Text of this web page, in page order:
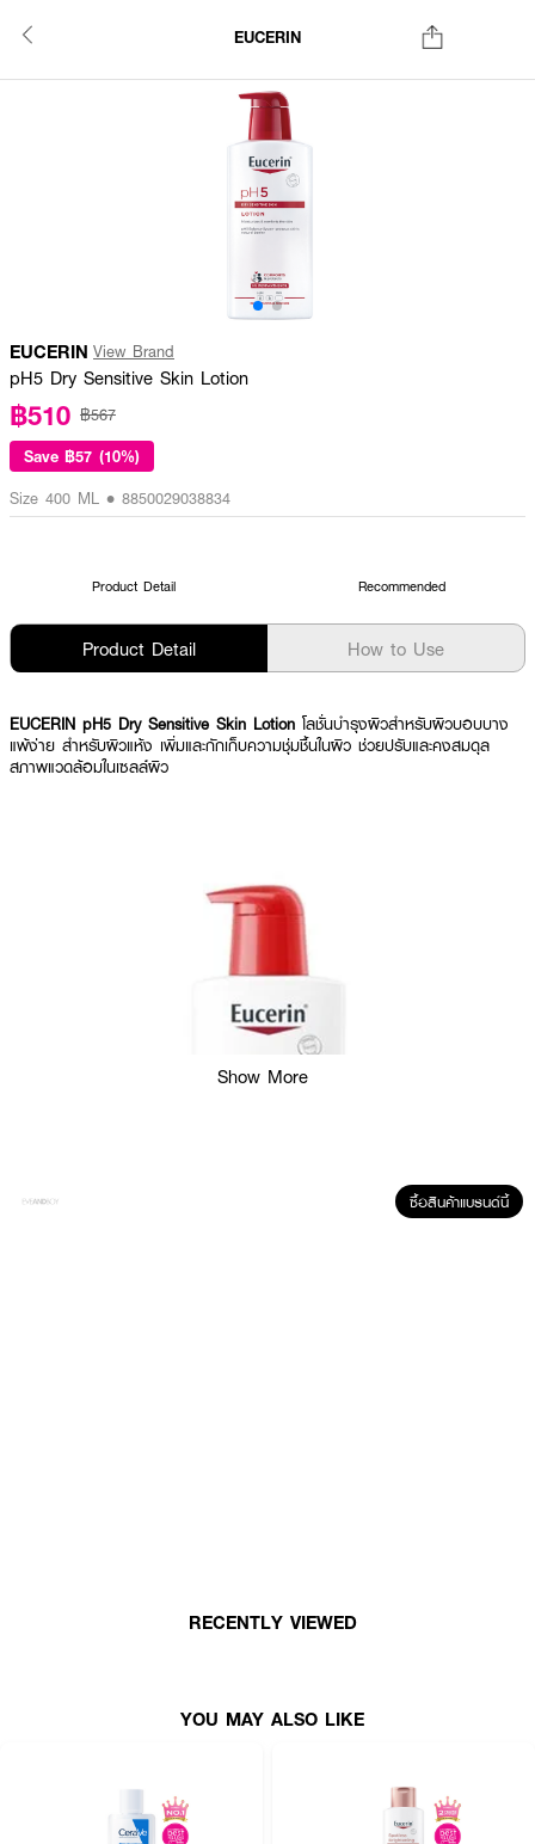
EUCERIN
EUCERIN View Brand
pH5 Dry Sensitive Skin Lotion
฿510 ฿567
Save ฿57 (10%)
Size 400 ML • 8850029038834
Product Detail Recommended
Product Detail How to Use
EUCERIN pH5 Dry Sensitive Skin Lotion โลชั่นบำรุงผิวสำหรับผิวบอบบาง
แพ้ง่าย สำหรับผิวแห้ง เพิ่มและกักเก็บความชุ่มชื้นในผิว ช่วยปรับและคงสมดุล
สภาพแวดล้อมในเซลล์ผิว
Show More
ซื้อสินค้าแบรนด์นี้
RECENTLY VIEWED
YOU MAY ALSO LIKE